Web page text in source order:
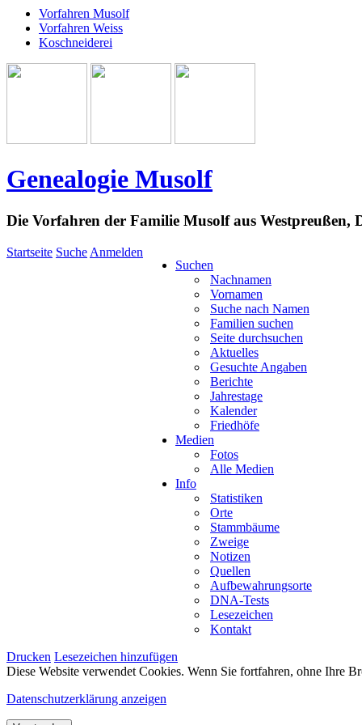
Vorfahren Musolf
Vorfahren Weiss
Koschneiderei
Genealogie Musolf
Die Vorfahren der Familie Musolf aus Westpreußen,
Startseite Suche Anmelden
Suchen
Nachnamen
Vornamen
Suche nach Namen
Familien suchen
Seite durchsuchen
Aktuelles
Gesuchte Angaben
Berichte
Jahrestage
Kalender
Friedhöfe
Medien
Fotos
Alle Medien
Info
Statistiken
Orte
Stammbäume
Zweige
Notizen
Quellen
Aufbewahrungsorte
DNA-Tests
Lesezeichen
Kontakt
Drucken Lesezeichen hinzufügen
Diese Website verwendet Cookies. Wenn Sie fortfahren, ohne Ihre
Datenschutzerklärung anzeigen